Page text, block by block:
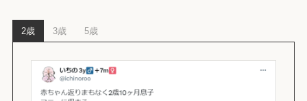
2歳 3歳 5歳